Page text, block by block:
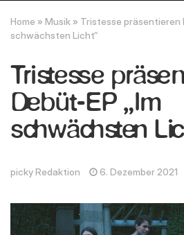
Home » Musik» Tristesse präsentieren
schwächsten Licht“
Tristesse
Debüt-EP „Im
schwächsten
picky Redaktion 6. Dezember 2021